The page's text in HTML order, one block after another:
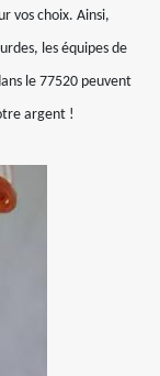
vos choix. Ainsi,
les équipes de
le 77520 peuvent
argent !